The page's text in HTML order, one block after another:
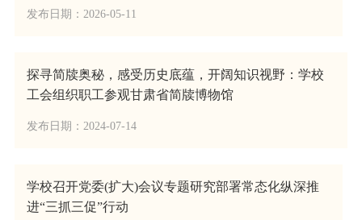
发布日期：2026-05-11
探寻简牍奥秘，感受历史底蕴，开阔知识视野：学校
工会组织职工参观甘肃省简牍博物馆
发布日期：2024-07-14
学校召开党委(扩大)会议专题研究部署常态化纵深推
进“三抓三促”行动